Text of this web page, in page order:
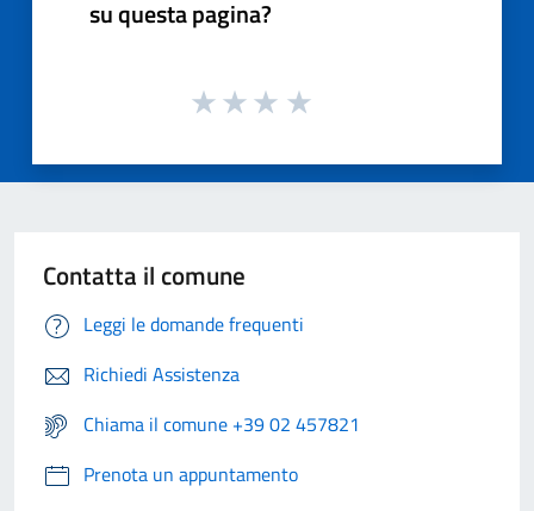
su questa pagina?
Contatta il comune
Leggi le domande frequenti
Richiedi Assistenza
Chiama il comune +39 02 457821
Prenota un appuntamento